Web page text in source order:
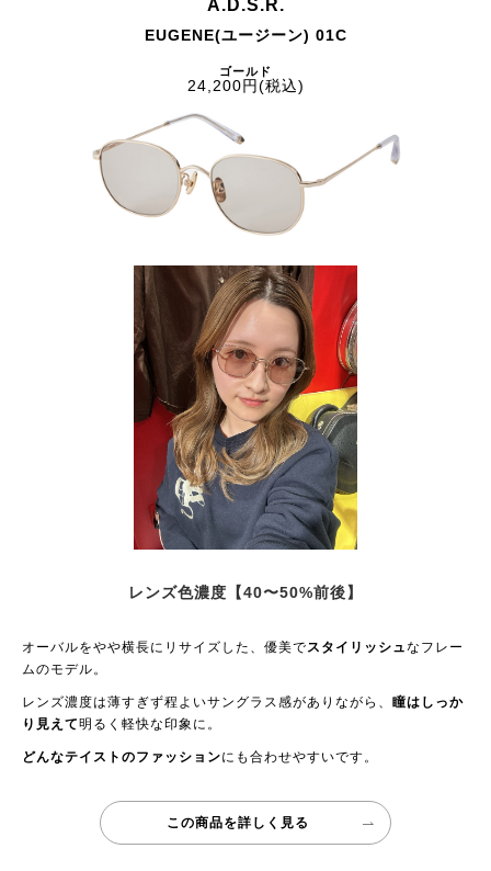
A.D.S.R.
EUGENE(ユージーン) 01C
ゴールド
24,200円(税込)
レンズ色濃度【40〜50%前後】
オーバルをやや横長にリサイズした、優美でスタイリッシュなフレー
ムのモデル。
レンズ濃度は薄すぎず程よいサングラス感がありながら、 瞳はしっか
り見えて明るく軽快な印象に。
どんなテイストのファッションにも合わせやすいです。
この商品を詳しく見る